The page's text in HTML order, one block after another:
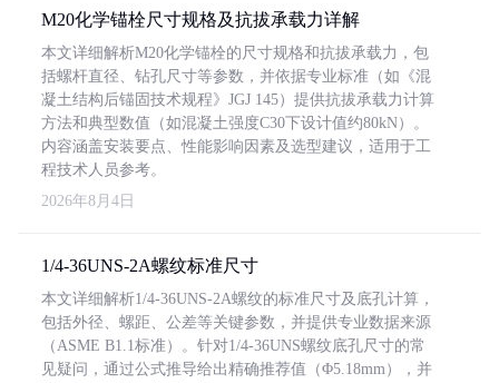
M20化学锚栓尺寸规格及抗拔承载力详解
本文详细解析M20化学锚栓的尺寸规格和抗拔承载力，包
括螺杆直径、钻孔尺寸等参数，并依据专业标准（如《混
凝土结构后锚固技术规程》JGJ 145）提供抗拔承载力计算
方法和典型数值（如混凝土强度C30下设计值约80kN）。
内容涵盖安装要点、性能影响因素及选型建议，适用于工
程技术人员参考。
2026年8月4日
1/4-36UNS-2A螺纹标准尺寸
本文详细解析1/4-36UNS-2A螺纹的标准尺寸及底孔计算，
包括外径、螺距、公差等关键参数，并提供专业数据来源
（ASME B1.1标准）。针对1/4-36UNS螺纹底孔尺寸的常
见疑问，通过公式推导给出精确推荐值（Φ5.18mm），并